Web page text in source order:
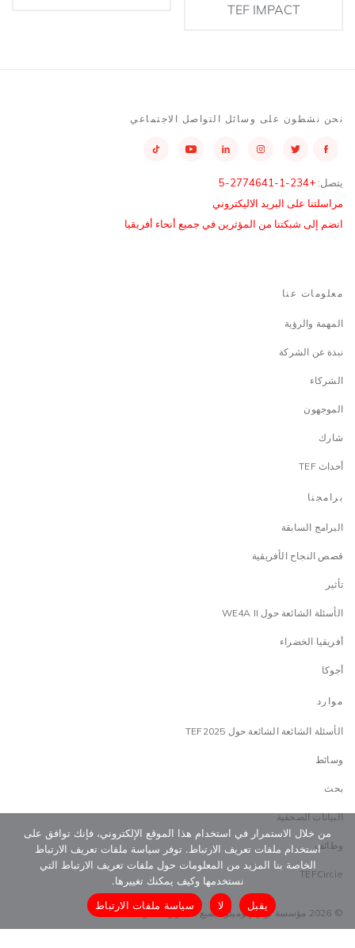
TEF IMPACT
نحن نشطون على وسائل التواصل الاجتماعي
يتصل: +234-1-2774641-5
مراسلتنا على البريد الاليكتروني
انضم إلى شبكتنا من المؤثرين في جميع أنحاء أفريقيا
معلومات عنا
المهمة والرؤية
نبذة عن الشركة
الشركاء
الموجهون
شارك
أحداث TEF
برامجنا
البرامج السابقة
قصص النجاح الأفريقية
تأثير
الأسئلة الشائعة حول WE4A II
أفريقيا الخضراء
أجوكا
موارد
الأسئلة الشائعة الشائعة حول TEF2025
وسائط
بحث
البيانات الصحفية
وظائف
TEFCircle
© 2026 مؤسسة توني إلوميلو. جميع الحقوق محفوظة
من خلال الاستمرار في استخدام هذا الموقع الإلكتروني، فإنك توافق على
استخدام ملفات تعريف الارتباط. توفر سياسة ملفات تعريف الارتباط
الخاصة بنا المزيد من المعلومات حول ملفات تعريف الارتباط التي
نستخدمها وكيف يمكنك تغييرها.
يقبل
لا سياسة ملفات الارتباط